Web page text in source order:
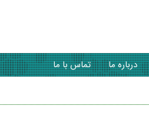
درباره ما تماس با ما